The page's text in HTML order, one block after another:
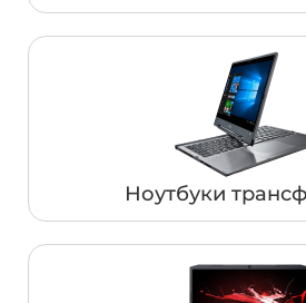
Ноутбуки